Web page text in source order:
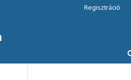
Regisztráció